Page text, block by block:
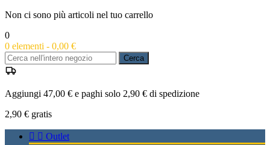
Non ci sono più articoli nel tuo carrello
0
0 elementi - 0,00 €
Cerca
Aggiungi 47,00 € e paghi solo 2,90 € di spedizione
2,90 € gratis
  Outlet